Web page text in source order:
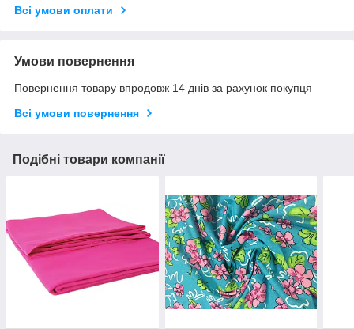
Всі умови оплати
Умови повернення
Повернення товару впродовж 14 днів за рахунок покупця
Всі умови повернення
Подібні товари компанії